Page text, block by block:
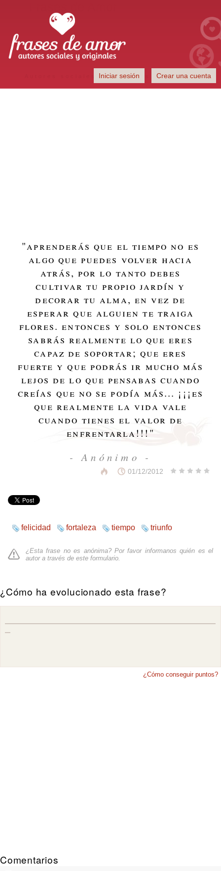
Autores sociales y originales
Iniciar sesión Crear una cuenta
"aprenderás que el tiempo no es
algo que puedes volver hacia
atrás, por lo tanto debes
cultivar tu propio jardín y
decorar tu alma, en vez de
esperar que alguien te traiga
flores. entonces y solo entonces
sabrás realmente lo que eres
capaz de soportar; que eres
fuerte y que podrás ir mucho más
lejos de lo que pensabas cuando
creías que no se podía más... ¡¡¡es
que realmente la vida vale
cuando tienes el valor de
enfrentarla!!! "
- Anónimo -
01/12/2012
felicidad fortaleza tiempo triunfo
¿Esta frase no es anónima? Por favor informanos quién es el
autor a través de este formulario
¿Cómo ha evolucionado esta frase?
¿Cómo conseguir puntos?
Comentarios